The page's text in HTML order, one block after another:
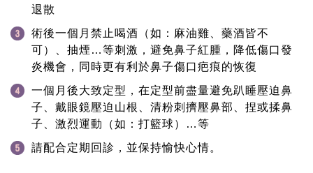
退散
術後一個月禁止喝酒（如：麻油雞、藥酒皆不
可）、抽煙…等刺激，避免鼻子紅腫，降低傷口發
炎機會，同時更有利於鼻子傷口疤痕的恢復
一個月後大致定型，在定型前盡量避免趴睡壓迫鼻
子、戴眼鏡壓迫山根、清粉刺擠壓鼻部、捏或揉鼻
子、激烈運動（如：打籃球）…等
請配合定期回診，並保持愉快心情。